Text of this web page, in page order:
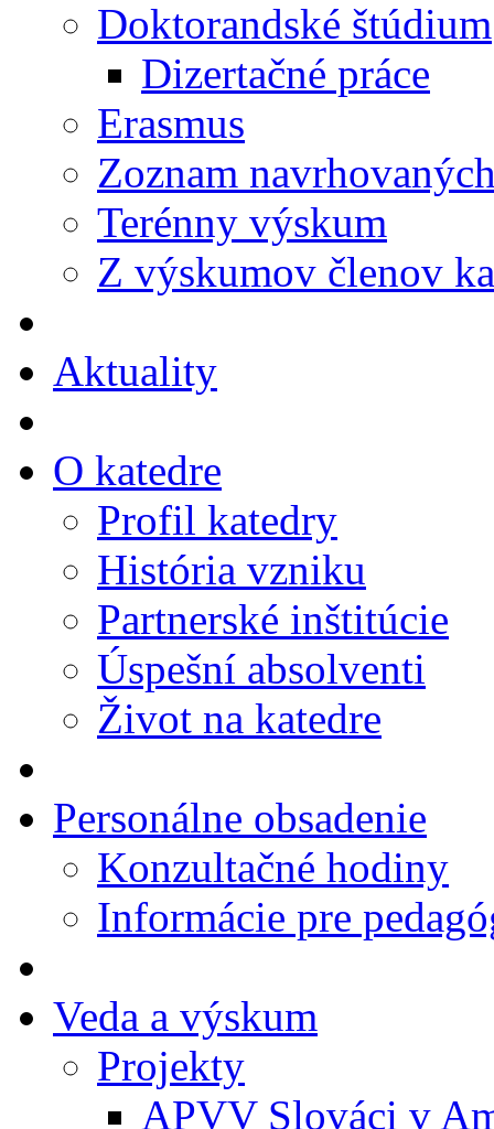
Doktorandské štúdium
Dizertačné práce
Erasmus
Zoznam
Terénny výskum
Z výskumov členov
Aktuality
O katedre
Profil katedry
História vzniku
Partnerské inštitúcie
Úspešní absolventi
Život na katedre
Personálne obsadenie
Konzultačné hodiny
Informácie pre
Veda a výskum
Projekty
APVV Slováci v